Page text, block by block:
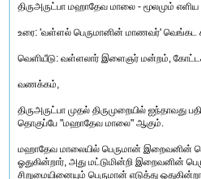
திருஅருட்பா மஹாதேவ மாலை - மூலமும் எளிய
உரை: 'வள்ளல் பெருமானின் மாணவர்' வெங்கட
வெளியீடு: வள்ளலார் இளைஞர் மன்றம்,
வணக்கம்,
திருஅருட்பா முதல் திருமுறையில் ஐந்தாவது
தொகுப்பே "மஹாதேவ மாலை" ஆகும்.
மஹாதேவ மாலையில் பெருமான் இறைவனின்
ஓதுகின்றார், அது மட்டுமின்றி இறைவனின்
சிறுமையினையும் பெருமான் எடுத்து